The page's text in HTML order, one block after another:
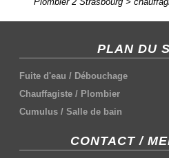
PLAN DU
Fuite d'eau / Débouchage
Chauffagiste / Plombier
Cumulus /Salle de bain
CONTACT /